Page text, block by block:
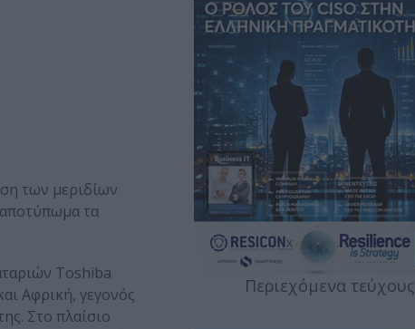
των μεριδίων
αποτύπωμα τα
Toshiba
Αφρική, γεγονός
Στο πλαίσιο
Περιεχόμενα τεύχους